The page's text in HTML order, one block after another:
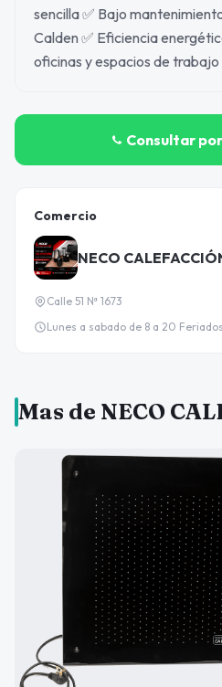
sencilla ✅ Bajo
Calden ✅ Eficiencia
oficinas y espacios de trabajo
Consultar
Comercio
NECO
Calle 51 Nª 1673
Lunes a sabado de 8 a 20
Mas de NECO